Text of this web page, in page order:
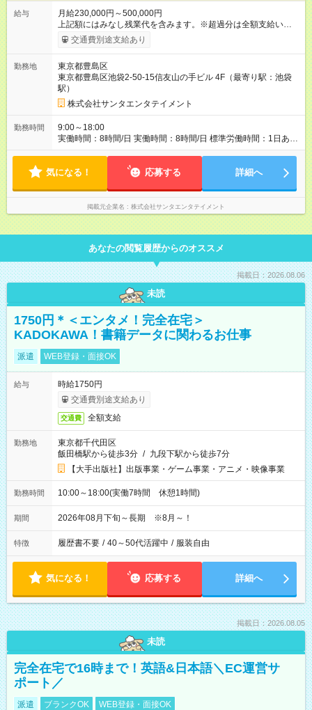
給与
月給230,000円～500,000円
上記額にはみなし残業代を含みます。※超過分は全額支給いたし
ます。 みなし残業代 14,500円／月 みなし残業時間 5時間／月 ※
試用期間は3ヶ月で、その間の雇用形態は契約社員です。そのほ
センティブ制度を設けております。 【試用期間】試用期間あり
試用期間の長さ：3ヶ月 ※ 雇用形態と給与に、本採用時と異なる
部分があります。 雇用形態：中途採用（契約社員） 給与：本採
用時と同じです。
交通費別途支給あり
勤務地
東京都豊島区
東京都豊島区池袋2-50-15信友山の手ビル 4F（最寄り駅：池袋
駅）
株式会社サンタエンタテイメント
勤務時間
9:00～18:00
実働時間：8時間/日 実働時間：8時間/日 標準労働時間：1日あた
り8時間 ／ 1か月あたり160時間 ※配属先によって変動有
気になる！ 応募する 詳細へ
掲載元企業名 株式会社サンタエンタテイメント
あなたの閲覧履歴からのオススメ
掲載日：2026.08.06
未読
1750円＊＜エンタメ！完全在宅＞
KADOKAWA！書籍データに関わるお仕事
派遣 WEB登録・面接OK
給与
時給1750円
交通費別途支給あり
交通費 全額支給
勤務地
東京都千代田区
飯田橋駅から徒歩3分 / 九段下駅から徒歩7分
【大手出版社】出版事業・ゲーム事業・アニメ・映像事業
勤務時間 10:00～18:00(実働7時間 休憩1時間)
期間 2026年08月下旬～長期 ※8月～！
特徴 履歴書不要 / 40～50代活躍中 / 服装自由
気になる！ 応募する 詳細へ
掲載日：2026.08.05
未読
完全在宅で16時まで！英語&日本語＼EC運営サ
ポート／
派遣 ブランクOK WEB登録・面接OK